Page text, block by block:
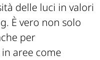
delle luci in valori
È vero non solo
per
aree come